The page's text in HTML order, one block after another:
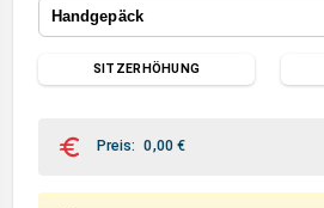
Handgepäck
SITZERHÖHUNG
Preis: 0,00€